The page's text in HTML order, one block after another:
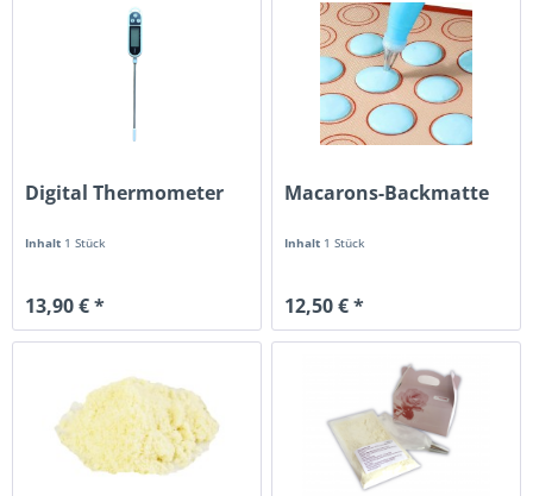
Digital Thermometer
Inhalt 1 Stück
13,90 € *
Macarons-Backmatte
Inhalt 1 Stück
12,50 € *